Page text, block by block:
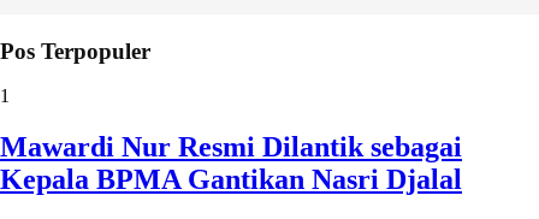
Pos Terpopuler
1
Mawardi Nur Resmi Dilantik sebagai
Kepala BPMA Gantikan Nasri Djalal